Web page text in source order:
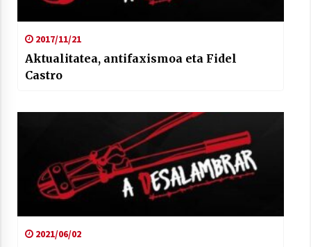
2021/06/30
2017/11/21
Aktualitatea, antifaxismoa eta Fidel
Castro
2021/06/02